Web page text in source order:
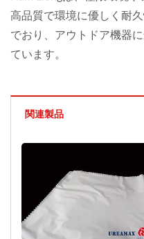
高品質で環境に優しく耐
でおり、アウトドア機器
ています。
関連製品